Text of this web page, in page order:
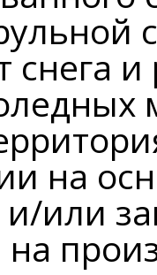
снега
на
или